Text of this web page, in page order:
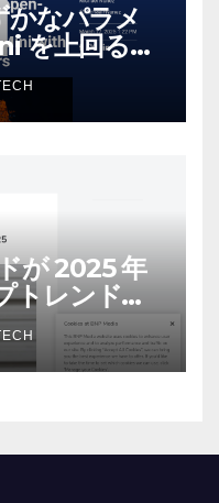
なパラメ
を上回る新
モデルをリ
が 2025 年
レンドに |